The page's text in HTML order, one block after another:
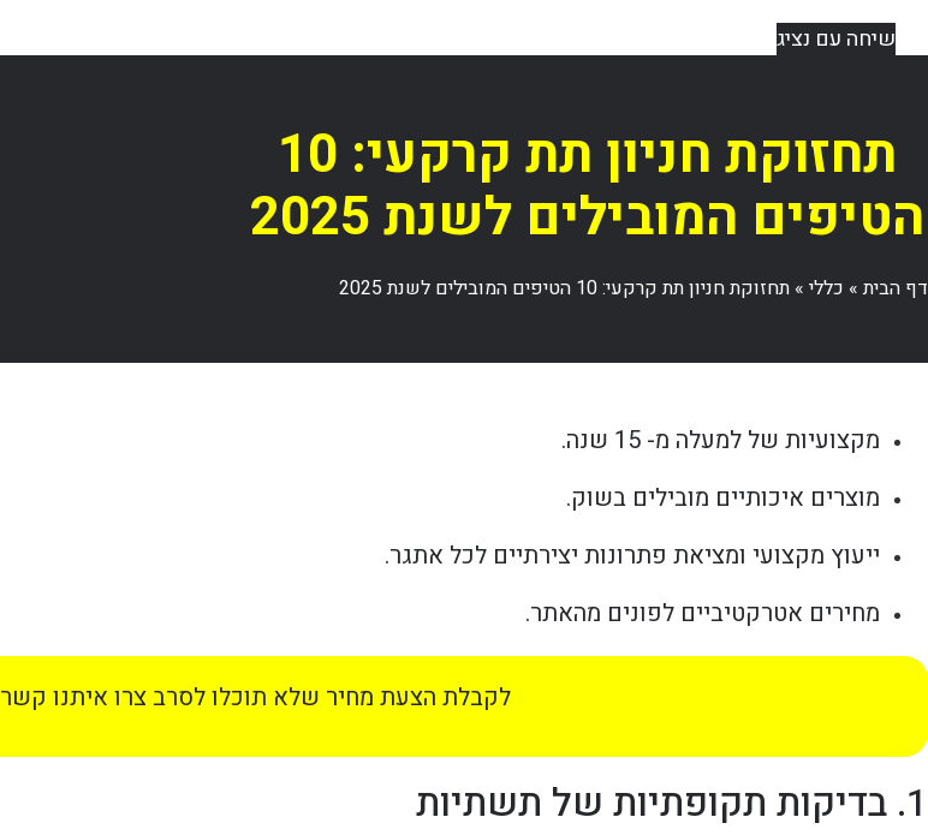
שיחה עם נציג
תחזוקת חניון תת קרקעי: 10
הטיפים המובילים לשנת 2025
דף הבית» כללי » תחזוקת חניון תת קרקעי: 10 הטיפים המובילים לשנת 2025
מקצועיות של למעלה מ- 15 שנה.
מוצרים איכותיים מובילים בשוק.
ייעוץ מקצועי ומציאת פתרונות יצירתיים לכל אתגר.
מחירים אטרקטיביים לפונים מהאתר.
לקבלת הצעת מחיר שלא תוכלו לסרב צרו איתנו קשר
1. בדיקות תקופתיות של תשתיות